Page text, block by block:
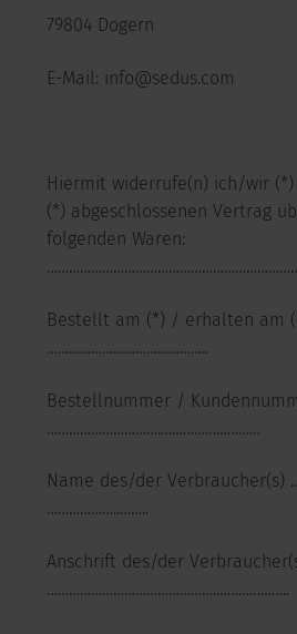
79804 Dogern
E-Mail: info@sedus.com
Hiermit widerrufe(n) ich/wir
(*) abgeschlossenen Vertrag
folgenden Waren:
Bestellt am (*) / erhalten am
……………………………………..
Bestellnummer /
………………………….………………………
Name des/der
………………..……..
Anschrift des/der
……………………………………….………………..